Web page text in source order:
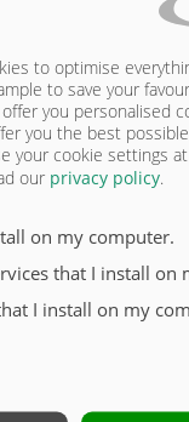
to optimise
to save your
you personalised
you the best
your cookie settings
our privacy policy.
on my computer.
that I install on
I install on my